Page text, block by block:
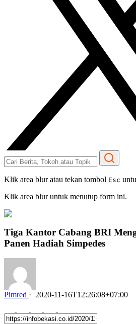
Klik area blur atau tekan tombol Esc
Klik area blur untuk menutup form ini.
Tiga Kantor Cabang BRI
Panen Hadiah Simpedes
Pimred · 2020-11-16T12:26:08+07:00